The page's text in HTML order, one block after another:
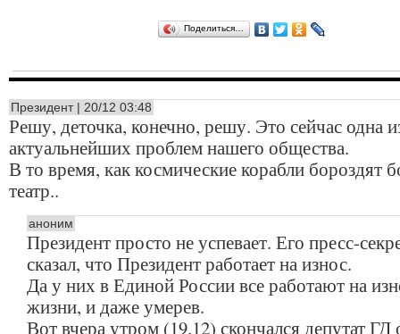
Поделиться…
Президент | 20/12 03:48
Решу, деточка, конечно, решу. Это сейчас одна
актуальнейших проблем нашего общества.
В то время, как космические корабли бороздят
театр..
аноним
Президент просто не успевает. Его пресс-
сказал, что Президент работает на износ.
Да у них в Единой России все работают на
жизни, и даже умерев.
Вот вчера утром (19.12) скончался депутат ГД